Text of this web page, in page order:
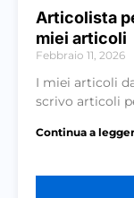
Articolista
miei articoli
Febbraio 11, 2026
I miei articoli
scrivo articoli
Continua a